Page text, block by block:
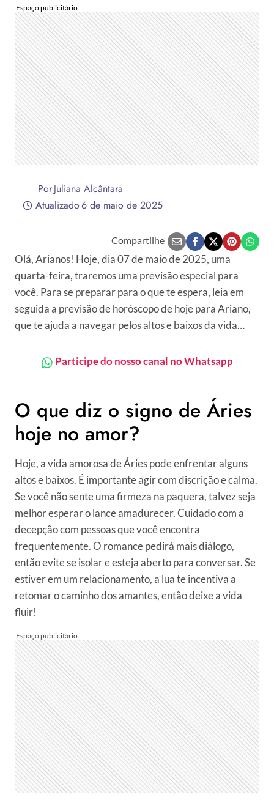
PorJuliana Alcântara
Atualizado6 de maio de 2025
Compartilhe
Olá, Arianos! Hoje, dia 07 de maio de 2025, uma
quarta-feira, traremos uma previsão especial para
você. Para se preparar para o que te espera, leia em
seguida a previsão de horóscopo de hoje para Ariano,
que te ajuda a navegar pelos altos e baixos da vida…
Participe do nosso canal no Whatsapp
O que diz o signo de Áries
hoje no amor?
Hoje, a vida amorosa de Áries pode enfrentar alguns
altos e baixos. É importante agir com discrição e calma.
Se você não sente uma firmeza na paquera, talvez seja
melhor esperar o lance amadurecer. Cuidado com a
decepção com pessoas que você encontra
frequentemente. O romance pedirá mais diálogo,
então evite se isolar e esteja aberto para conversar. Se
estiver em um relacionamento, a lua te incentiva a
retomar o caminho dos amantes, então deixe a vida
fluir!